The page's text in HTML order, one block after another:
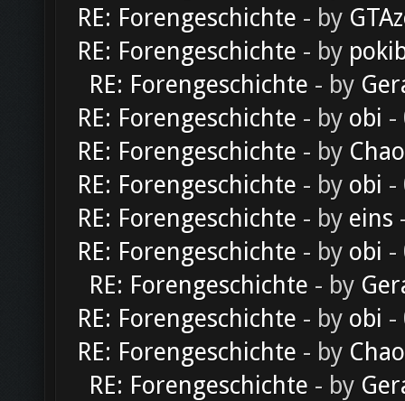
RE: Forengeschichte - by
RE: Forengeschichte - by
RE: Forengeschichte - by
RE: Forengeschichte - by obi -
RE: Forengeschichte - by
RE: Forengeschichte - by obi -
RE: Forengeschichte - by eins
RE: Forengeschichte - by obi -
RE: Forengeschichte - by
RE: Forengeschichte - by obi -
RE: Forengeschichte - by
RE: Forengeschichte - by